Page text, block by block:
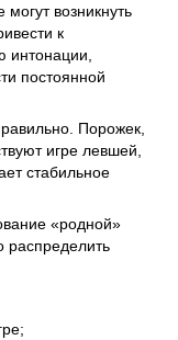
возникнуть
к
интонации,
постоянной
Порожек,
игре левшей,
стабильное
«родной»
распределить